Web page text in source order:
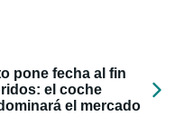
pone fecha al fin
el coche
el mercado